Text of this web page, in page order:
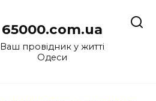
65000.com.ua
Ваш провідник у житті
Одеси